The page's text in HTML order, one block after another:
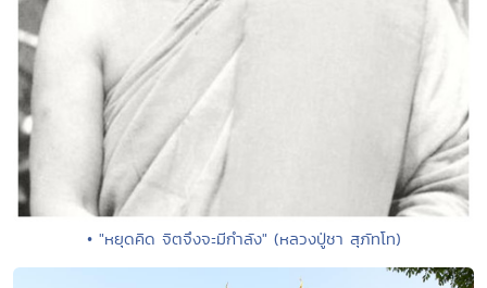
• "หยุดคิด จิตจึงจะมีกำลัง" (หลวงปู่ชา สุภัทโท)